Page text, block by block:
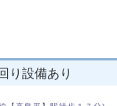
設備あり